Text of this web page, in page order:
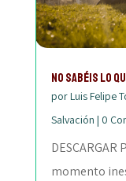
No sabéis lo
porLuis Felipe
Salvación | 0
momento